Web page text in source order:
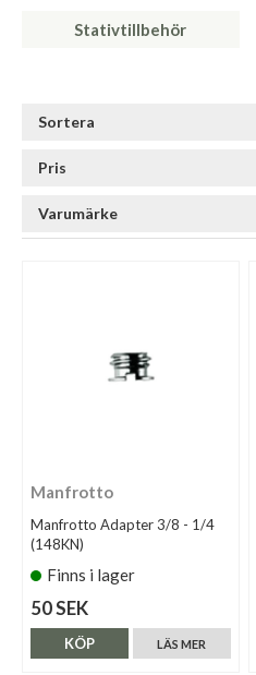
Stativtillbehör
Sortera
Pris
Varumärke
Manfrotto
Manfrotto Adapter 3/8 - 1/4
(148KN)
Finns i lager
50 SEK
LÄS MER
KÖP